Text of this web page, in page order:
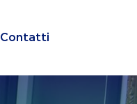
Contatti